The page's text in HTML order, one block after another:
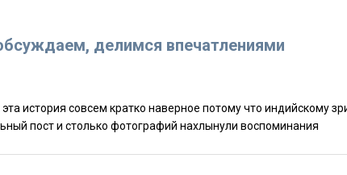
делимся впечатлениями
понятно хампи это космос это как другой мир какой то замечательный пост и столько фотографий нахлынули воспоминания